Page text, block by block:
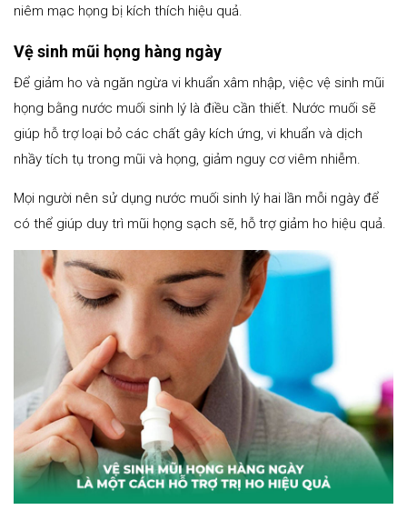
niêm mạc họng bị kích thích hiệu quả.
Vệ sinh mũi họng hàng ngày
Để giảm ho và ngăn ngừa vi khuẩn xâm nhập, việc vệ sinh mũi
họng bằng nước muối sinh lý là điều cần thiết. Nước muối sẽ
giúp hỗ trợ loại bỏ các chất gây kích ứng, vi khuẩn và dịch
nhầy tích tụ trong mũi và họng, giảm nguy cơ viêm nhiễm.
Mọi người nên sử dụng nước muối sinh lý hai lần mỗi ngày để
có thể giúp duy trì mũi họng sạch sẽ, hỗ trợ giảm ho hiệu quả.